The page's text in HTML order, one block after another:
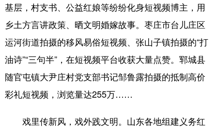
基层，村支书、公益红娘等纷纷化身短视频博主，用
乡土方言讲政策、晒文明婚嫁故事。枣庄市台儿庄区
运河街道拍摄的移风易俗短视频、张山子镇拍摄的“打
油诗”“三句半”，在短视频平台收获大量点赞。郓城县
随官屯镇大尹庄村党支部书记邹鲁露拍摄的抵制高价
彩礼短视频，浏览量达255万……
戏里传新风，戏外践文明。山东各地组建义务红